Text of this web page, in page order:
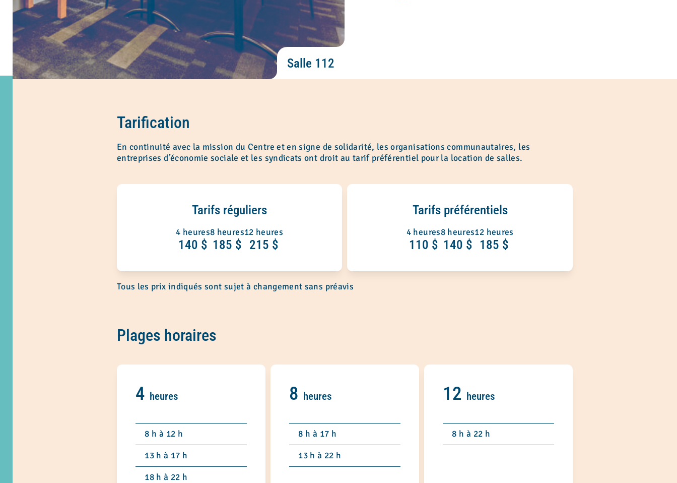
Salle 112
Tarification
En continuité avec la mission du Centre et en signe de solidarité, les organisations communautaires, les
entreprises d’économie sociale et les syndicats ont droit au tarif préférentiel pour la location de salles.
Tarifs réguliers
4 heures
140 $
8 heures
185 $
12 heures
215 $
Tarifs préférentiels
4 heures
110 $
8 heures
140 $
12 heures
185 $
Tous les prix indiqués sont sujet à changement sans préavis
Plages horaires
4 heures
8 h à 12 h
13 h à 17 h
18 h à 22 h
8 heures
8 h à 17 h
13 h à 22 h
12 heures
8 h à 22 h